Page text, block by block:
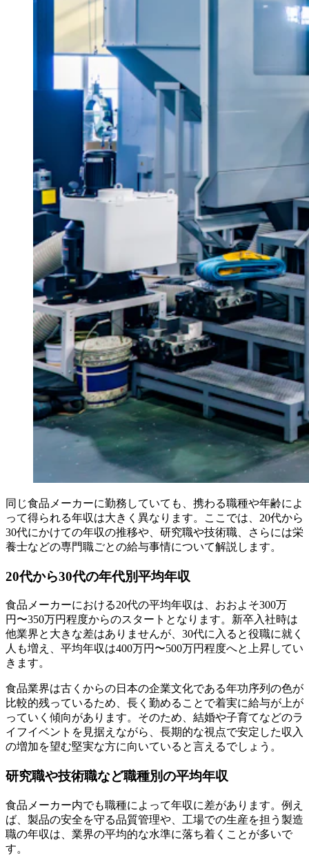
同じ食品メーカーに勤務していても、携わる職種や年齢によ
って得られる年収は大きく異なります。ここでは、20代から
30代にかけての年収の推移や、研究職や技術職、さらには栄
養士などの専門職ごとの給与事情について解説します。
20代から30代の年代別平均年収
食品メーカーにおける20代の平均年収は、おおよそ300万
円〜350万円程度からのスタートとなります。新卒入社時は
他業界と大きな差はありませんが、30代に入ると役職に就く
人も増え、平均年収は400万円〜500万円程度へと上昇してい
きます。
食品業界は古くからの日本の企業文化である年功序列の色が
比較的残っているため、長く勤めることで着実に給与が上が
っていく傾向があります。そのため、結婚や子育てなどのラ
イフイベントを見据えながら、長期的な視点で安定した収入
の増加を望む堅実な方に向いていると言えるでしょう。
研究職や技術職など職種別の平均年収
食品メーカー内でも職種によって年収に差があります。例え
ば、製品の安全を守る品質管理や、工場での生産を担う製造
職の年収は、業界の平均的な水準に落ち着くことが多いで
す。